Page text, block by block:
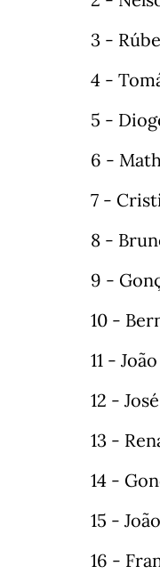
3 -
4 -
5 -
6 -
7 -
8 -
9 -
10 -
11 -
12 -
13 -
14 -
15 -
16 -